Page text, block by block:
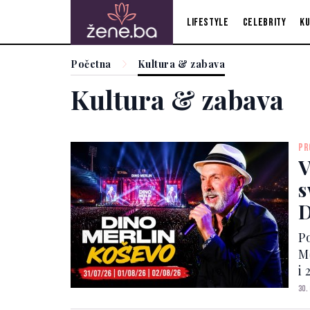
Lifestyle Celebrity
Početna Kultura & zabava
Kultura & zabava
i
30.